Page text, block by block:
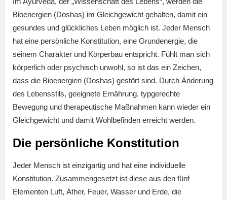
Bioenergien (Doshas) im Gleichgewicht gehalten, damit ein
gesundes und glückliches Leben möglich ist. Jeder Mensch
hat eine persönliche Konstitution, eine Grundenergie, die
seinem Charakter und Körperbau entspricht. Fühlt man sich
körperlich oder psychisch unwohl, so ist das ein Zeichen,
dass die Bioenergien (Doshas) gestört sind. Durch Änderung
des Lebensstils, geeignete Ernährung, typgerechte
Bewegung und therapeutische Maßnahmen kann wieder ein
Gleichgewicht und damit Wohlbefinden erreicht werden.
Die persönliche Konstitution
Jeder Mensch ist einzigartig und hat eine individuelle
Konstitution. Zusammengesetzt ist diese aus den fünf
Elementen Luft, Äther, Feuer, Wasser und Erde, die